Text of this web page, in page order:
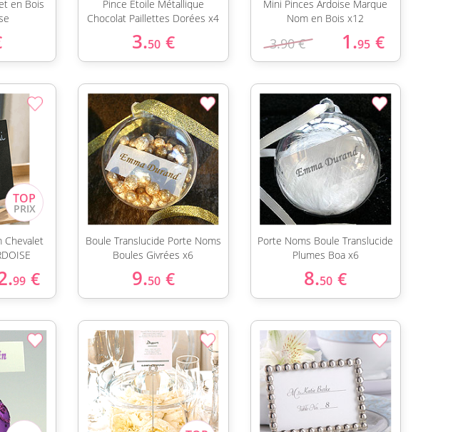
en Bois
Pince Etoile Métallique
Chocolat Paillettes Dorées x4
3.50 €
Mini Pinces Ardoise Marque
Nom en Bois x12
3.90 € 1.95 €
Chevalet
99 €
Boule Translucide Porte Noms
Boules Givrées x6
9.50 €
Porte Noms Boule Translucide
Plumes Boa x6
8.50 €